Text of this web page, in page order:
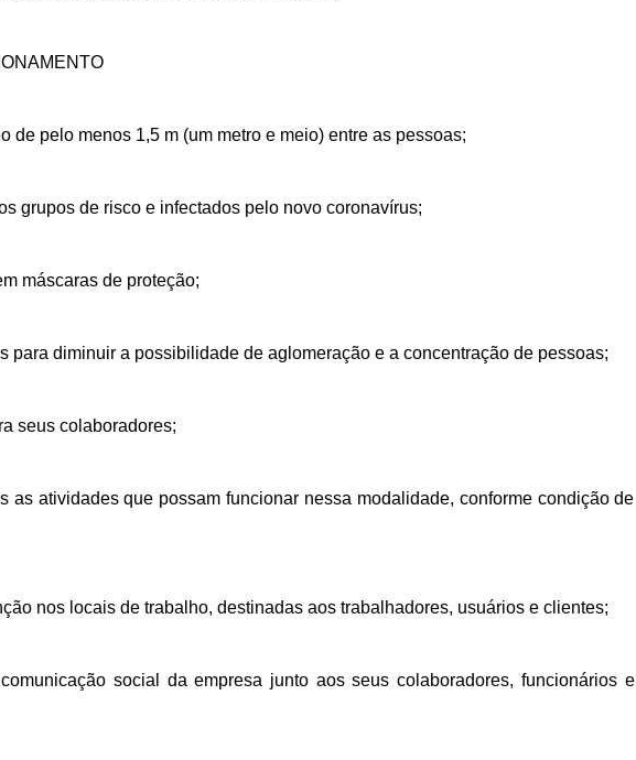
de pelo menos 1,5 m (um metro e meio) entre as pessoas;
grupos de risco e infectados pelo novo coronavírus;
máscaras de proteção;
para diminuir a possibilidade de aglomeração e a concentração de pessoas;
seus colaboradores;
as atividades que possam funcionar nessa modalidade, conforme condição de
nos locais de trabalho, destinadas aos trabalhadores, usuários e clientes;
social da empresa junto aos seus colaboradores, funcionários e